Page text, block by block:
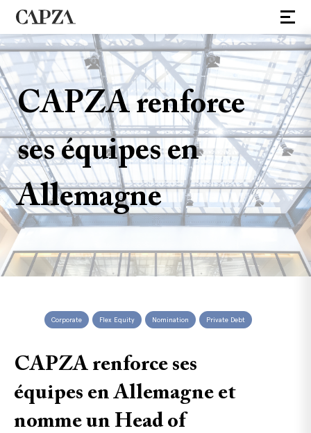
CAPZA renforce
ses équipes en
Allemagne
Corporate Flex Equity Nomination Private Debt
CAPZA renforce ses
équipes en Allemagne et
nomme un Head of